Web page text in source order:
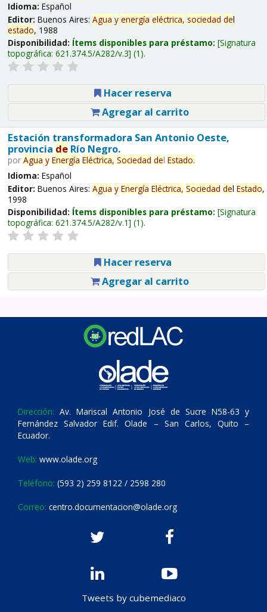
Idioma: Español
Editor: Buenos Aires: Agua y energía eléctrica, sociedad del
estado, 1988
Disponibilidad: Ítems disponibles para préstamo: Signatura
topográfica: 621.374.5/A282/v.3 (1).
Hacer reserva
Agregar al carrito
Estación transformadora San Antonio Oeste,
provincia deRío Negro.
por Agua y Energía Eléctrica, Sociedad del Estado.
Idioma: Español
Editor: Buenos Aires: Agua y Energía Eléctrica, Sociedad del Estado,
1998
Disponibilidad: Ítems disponibles para préstamo: Signatura
topográfica: 621.374.5/A282/v.1 (1).
Hacer reserva
Agregar al carrito
Dirección: Av. Mariscal Antonio José de Sucre N58-63 y
Fernández Salvador Edif. Olade – San Carlos, Quito –
Ecuador.
Web: www.olade.org
Teléfono: (593 2) 259 8122 / 2598 280
Correo: centro.documentacion@olade.org
Tweets by cubemediaco